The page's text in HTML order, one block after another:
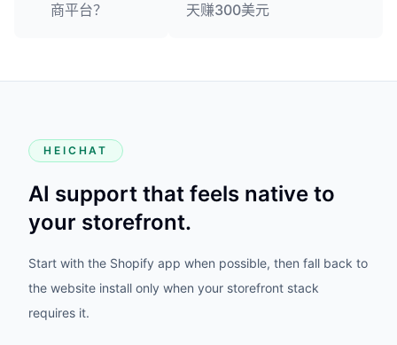
商平台？
天赚300美元
HEICHAT
AI support that feels native to
your storefront.
Start with the Shopify app when possible, then fall back to
the website install only when your storefront stack
requires it.